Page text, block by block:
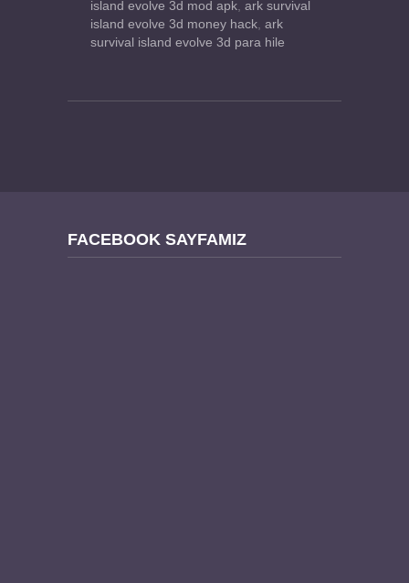
island evolve 3d mod apk ark survival
island evolve 3d money hack ark
survival island evolve 3d para hile
FACEBOOK SAYFAMIZ